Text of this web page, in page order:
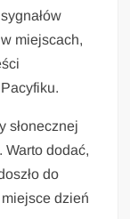
miejscach,
słonecznej
dodać,
do
dzień